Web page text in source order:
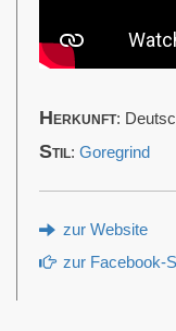
Herkunft:
Stil: Goregrind
zur Website
zur Facebook-